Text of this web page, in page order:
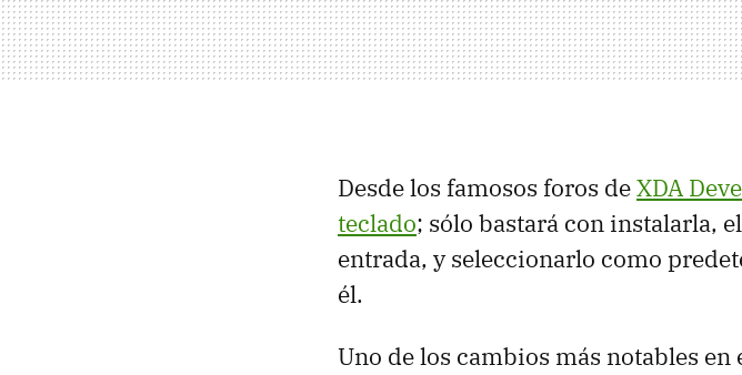
Desde los famosos foros deXDA
teclado; sólo bastará con instalarla,
entrada, y seleccionarlo como
él.
Uno de los cambios más notables en